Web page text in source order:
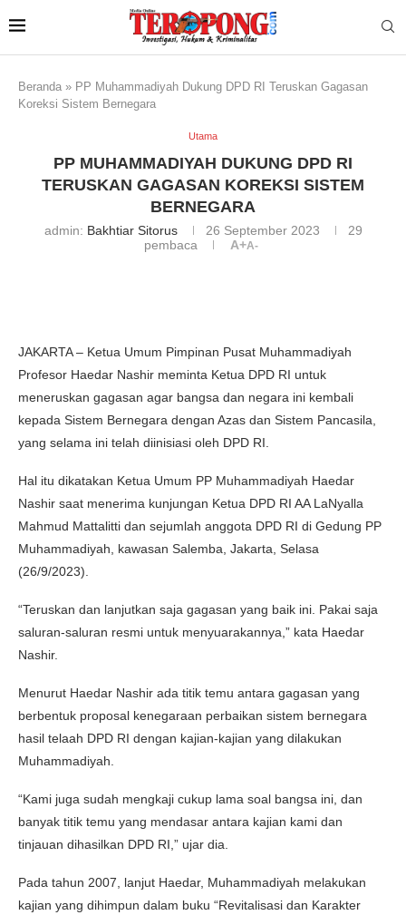
Beranda » PP Muhammadiyah Dukung DPD RI Teruskan Gagasan
Koreksi Sistem Bernegara
Utama
PP MUHAMMADIYAH DUKUNG DPD RI
TERUSKAN GAGASAN KOREKSI SISTEM
BERNEGARA
admin: Bakhtiar Sitorus 26 September 2023
29
pembaca
A+A-
JAKARTA – Ketua Umum Pimpinan Pusat Muhammadiyah
Profesor Haedar Nashir meminta Ketua DPD RI untuk
meneruskan gagasan agar bangsa dan negara ini kembali
kepada Sistem Bernegara dengan Azas dan Sistem Pancasila,
yang selama ini telah diinisiasi oleh DPD RI.
Hal itu dikatakan Ketua Umum PP Muhammadiyah Haedar
Nashir saat menerima kunjungan Ketua DPD RI AA LaNyalla
Mahmud Mattalitti dan sejumlah anggota DPD RI di Gedung PP
Muhammadiyah, kawasan Salemba, Jakarta, Selasa
(26/9/2023).
“Teruskan dan lanjutkan saja gagasan yang baik ini. Pakai saja
saluran-saluran resmi untuk menyuarakannya,” kata Haedar
Nashir.
Menurut Haedar Nashir ada titik temu antara gagasan yang
berbentuk proposal kenegaraan perbaikan sistem bernegara
hasil telaah DPD RI dengan kajian-kajian yang dilakukan
Muhammadiyah.
“Kami juga sudah mengkaji cukup lama soal bangsa ini, dan
banyak titik temu yang mendasar antara kajian kami dan
tinjauan dihasilkan DPD RI,” ujar dia.
Pada tahun 2007, lanjut Haedar, Muhammadiyah melakukan
kajian yang dihimpun dalam buku “Revitalisasi dan Karakter